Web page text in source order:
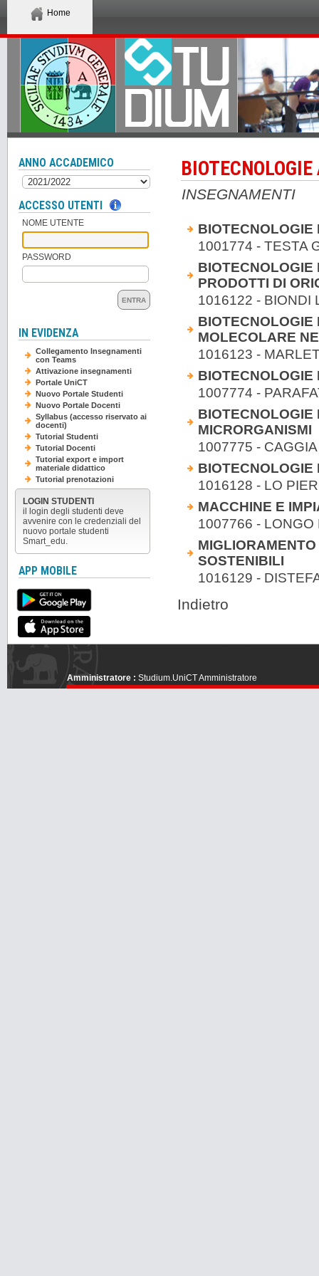
Home
INSEGNAMENTI
1001774 - TESTA
BIOTECNOLOGIE
PRODOTTI DI
1016122 - BIONDI
BIOTECNOLOGIE
MOLECOLARE
1016123 -
BIOTECNOLOGIE
1007774 -
BIOTECNOLOGIE
MICRORGANISMI
1007775 -
BIOTECNOLOGIE
1016128 - LO
MACCHINE E
1007766 - LONGO
SOSTENIBILI
1016129 -
Indietro
ANNO ACCADEMICO
ACCESSO UTENTI
NOME UTENTE
PASSWORD
ENTRA
IN EVIDENZA
Collegamento Insegnamenti
con Teams
Attivazione insegnamenti
Portale UniCT
Nuovo Portale Studenti
Nuovo Portale Docenti
Syllabus (accesso riservato ai
docenti)
Tutorial Studenti
Tutorial Docenti
Tutorial export e import
materiale didattico
Tutorial prenotazioni
LOGIN STUDENTI
il login degli studenti deve
avvenire con le credenziali del
nuovo portale studenti
Smart_edu.
APP MOBILE
Amministratore : Studium.UniCT Amministratore